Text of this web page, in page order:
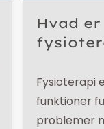
Hvad
Fysioterapi
funktioner
problemer